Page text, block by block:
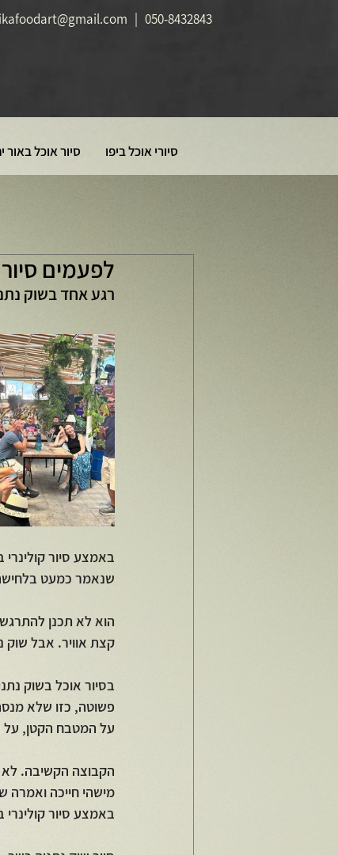
050-8432843
סיורי אוכל ביפו סיור אוכל באור
לפעמים
רגע אחד בשוק
באמצע סיור
שנאמר כמעט
הוא לא תכנן
קצת אוויר. אבל שוק
בסיור אוכל בשוק
פשוטה, כזו שלא
על המטבח הקטן, על
הקבוצה הקשיבה. לא
מישהי חייכה
באמצע סיור